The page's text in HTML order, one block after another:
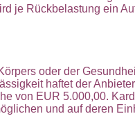
je Rückbelastung ein
oder der
haftet der
von EUR 5.000,00.
und auf deren